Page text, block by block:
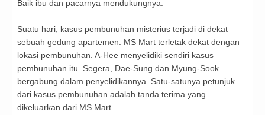
Baik ibu dan pacarnya mendukungnya.
Suatu hari, kasus pembunuhan misterius terjadi di dekat
sebuah gedung apartemen. MS Mart terletak dekat dengan
lokasi pembunuhan. A-Hee menyelidiki sendiri kasus
pembunuhan itu. Segera, Dae-Sung dan Myung-Sook
bergabung dalam penyelidikannya. Satu-satunya petunjuk
dari kasus pembunuhan adalah tanda terima yang
dikeluarkan dari MS Mart.